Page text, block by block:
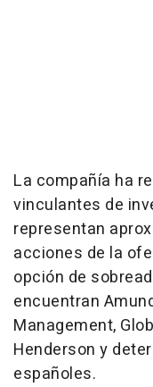
La compañía ha
vinculantes de
representan
acciones de la
opción de
encuentran
Management,
Henderson y
españoles.